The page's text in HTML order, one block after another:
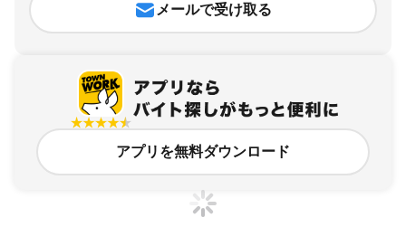
メールで受け取る
アプリを無料ダウンロード